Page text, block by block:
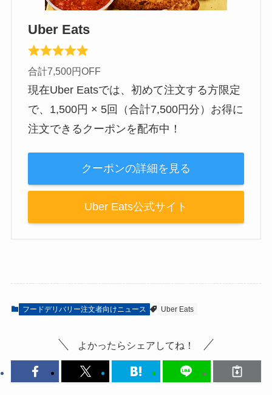
Uber Eats
合計7,500円OFF
現在Uber Eatsでは、初めて注文する方限定
で、1,500円 × 5回（合計7,500円分）お得に
注文できるクーポンを配布中！
クーポンの詳細を見る
Uber Eats公式サイト
フードデリバリー注文者向けニュース Uber Eats
よかったらシェアしてね！